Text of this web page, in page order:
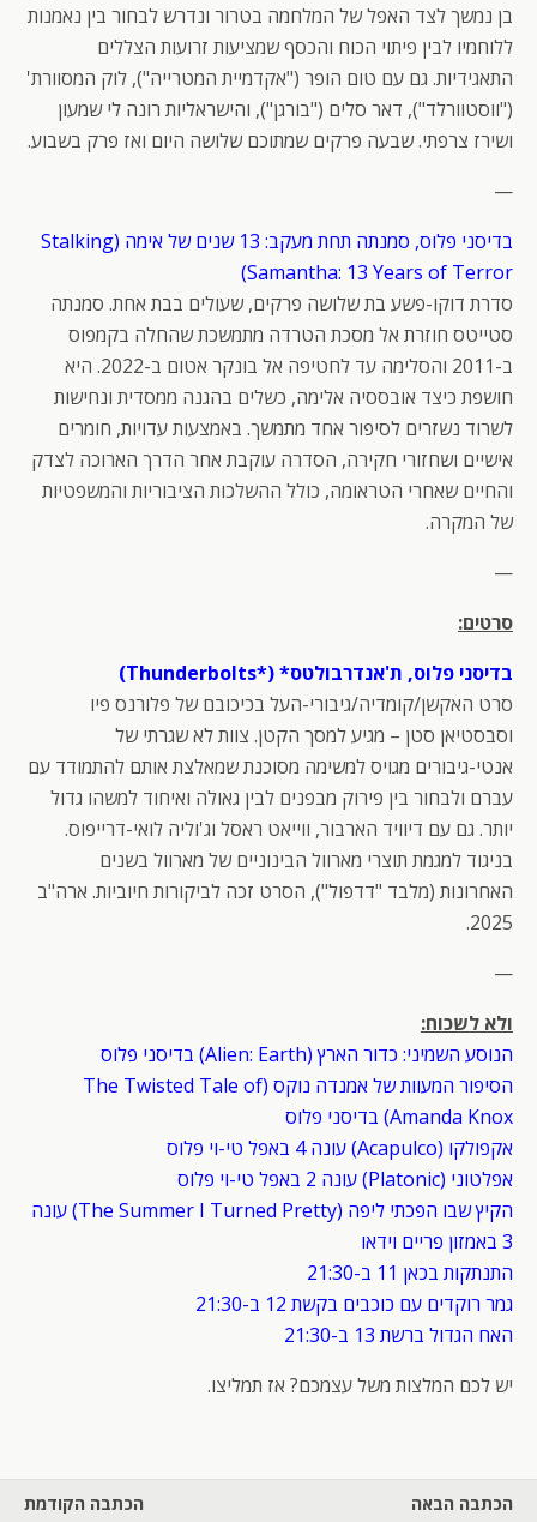
בן נמשך לצד האפל של המלחמה בטרור ונדרש לבחור בין נאמנות
ללוחמיו לבין פיתוי הכוח והכסף שמציעות זרועות הצללים
התאגידיות. גם עם טום הופר ("אקדמיית המטרייה"), לוק המסוורת'
("ווסטוורלד"), דאר סלים ("בורגן"), והישראליות רונה לי שמעון
ושירז צרפתי. שבעה פרקים שמתוכם שלושה היום ואז פרק בשבוע.
—
בדיסני פלוס, סמנתה תחת מעקב: 13 שנים של אימה (Stalking
Samantha: 13 Years of Terror)
סדרת דוקו-פשע בת שלושה פרקים, שעולים בבת אחת. סמנתה
סטייטס חוזרת אל מסכת הטרדה מתמשכת שהחלה בקמפוס
ב-2011 והסלימה עד לחטיפה אל בונקר אטום ב-2022. היא
חושפת כיצד אובססיה אלימה, כשלים בהגנה ממסדית ונחישות
לשרוד נשזרים לסיפור אחד מתמשך. באמצעות עדויות, חומרים
אישיים ושחזורי חקירה, הסדרה עוקבת אחר הדרך הארוכה לצדק
והחיים שאחרי הטראומה, כולל ההשלכות הציבוריות והמשפטיות
של המקרה.
—
סרטים:
בדיסני פלוס, ת'אנדרבולטס* (*Thunderbolts)
סרט האקשן/קומדיה/גיבורי-העל בכיכובם של פלורנס פיו
וסבסטיאן סטן – מגיע למסך הקטן. צוות לא שגרתי של
אנטי-גיבורים מגויס למשימה מסוכנת שמאלצת אותם להתמודד עם
עברם ולבחור בין פירוק מבפנים לבין גאולה ואיחוד למשהו גדול
יותר. גם עם דיוויד הארבור, ווייאט ראסל וג'וליה לואי-דרייפוס.
בניגוד למגמת תוצרי מארוול הבינוניים של מארוול בשנים
האחרונות (מלבד "דדפול"), הסרט זכה לביקורות חיוביות. ארה"ב
2025.
—
ולא לשכוח:
הנוסע השמיני: כדור הארץ (Alien: Earth) בדיסני פלוס
הסיפור המעוות של אמנדה נוקס (The Twisted Tale of
Amanda Knox) בדיסני פלוס
אקפולקו (Acapulco) עונה 4 באפל טי-וי פלוס
אפלטוני (Platonic) עונה 2 באפל טי-וי פלוס
הקיץ שבו הפכתי ליפה (The Summer I Turned Pretty) עונה
3 באמזון פריים וידאו
התנתקות בכאן 11 ב-21:30
גמר רוקדים עם כוכבים בקשת 12 ב-21:30
האח הגדול ברשת 13 ב-21:30
יש לכם המלצות משל עצמכם? אז תמליצו.
הכתבה הקודמת
הכתבה הבאה